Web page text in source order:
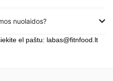
nuolaidos?
el paštu: labas@fitnfood.lt